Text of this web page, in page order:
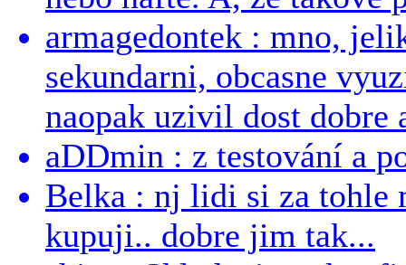
armagedontek : mno,
sekundarni, obcasne
naopak uzivil dost dobre
aDDmin : z testování a
Belka : nj lidi si za tohle
kupuji.. dobre jim tak...